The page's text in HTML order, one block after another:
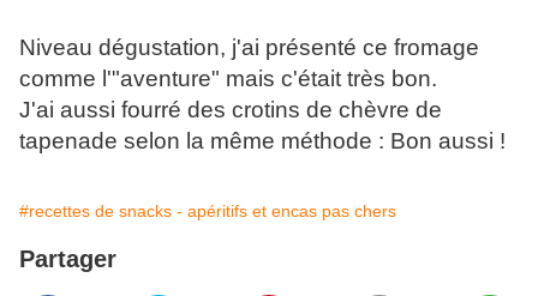
Niveau dégustation, j'ai présenté ce fromage
comme l'"aventure" mais c'était très bon.
J'ai aussi fourré des crotins de chèvre de
tapenade selon la même méthode : Bon aussi !
#recettes de snacks - apéritifs et encas pas chers
Partager